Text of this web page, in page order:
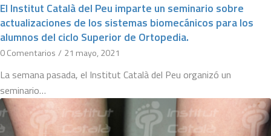
El Institut Català del Peu imparte un seminario sobre
actualizaciones de los sistemas biomecánicos para los
alumnos del ciclo Superior de Ortopedia.
0 Comentarios / 21 mayo, 2021
La semana pasada, el Institut Català del Peu organizó un
seminario…